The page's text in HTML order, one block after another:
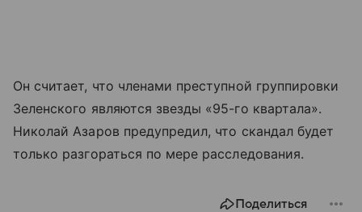
Он считает, что членами преступной группировки
Зеленского являются звезды «95-го квартала».
Николай Азаров предупредил, что скандал будет
только разгораться по мере расследования.
Поделиться